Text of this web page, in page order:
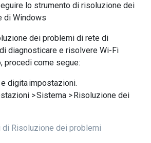
lo strumento di risoluzione dei
di Windows
dei problemi di rete di
diagnosticare e risolvere Wi-Fi
procedi come segue:
digita impostazioni.
> Sistema > Risoluzione dei
Risoluzione dei problemi